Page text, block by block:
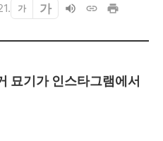
가 가
묘기가 인스타그램에서